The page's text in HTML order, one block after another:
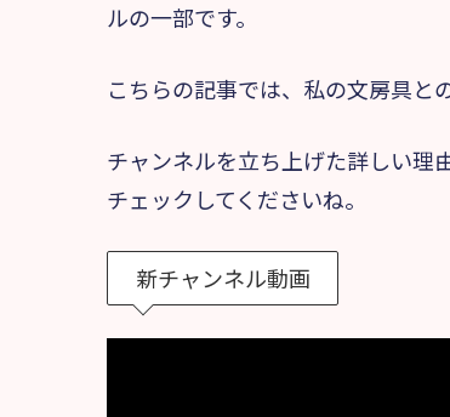
ルの一部です。
こちらの記事では、私の文房具と
チャンネルを立ち上げた詳しい理
チェックしてくださいね。
新チャンネル動画